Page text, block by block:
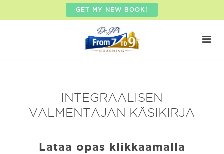
GET MY NEW BOOK!
INTEGRAALISEN
VALMENTAJAN KÄSIKIRJA
Lataa opas klikkaamalla